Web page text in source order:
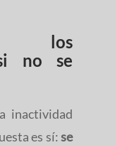
los
no se
inactividad
es sí:se